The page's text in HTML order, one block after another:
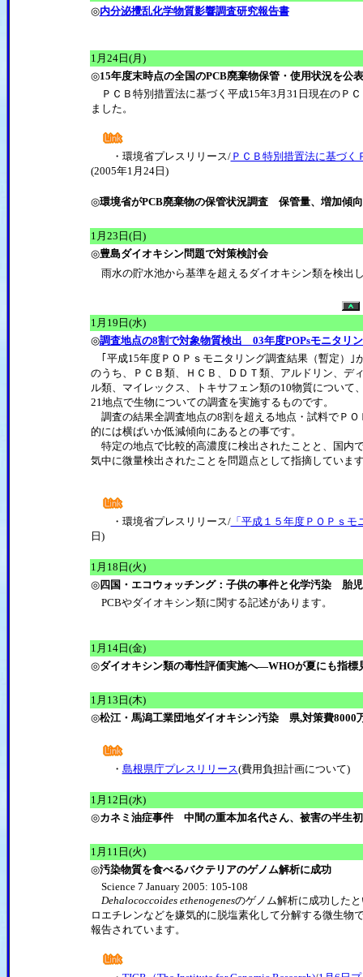
◎内分泌攪乱化学物質影響調査研究報告書
1月24日(月)
◎15年度末時点の全国のPCB廃棄物保管・使用状況を公表
ＰＣＢ特別措置法に基づく平成15年3月31日現在のＰ
ました。
・環境省プレスリリース/ＰＣＢ特別措置法に基づく
(2005年1月24日)
◎環境省がPCB廃棄物の保管状況調査 保管量、増加傾
1月23日(日)
◎豊島ダイオキシン問題で対策検討会
雨水の貯水池から基準を超えるダイオキシン類を検出
1月19日(水)
◎調査地点の8割で対象物質検出 03年度POPsモニタリ
｢平成15年度ＰＯＰｓモニタリング調査結果（暫定）｣
のうち、ＰＣＢ類、ＨＣＢ、ＤＤＴ類、アルドリン、 デ
ル類、マイレックス、トキサフェン類の10物質について
21地点で生物についての調査を実施するものです。
調査の結果全調査地点の8割を超える地点・試料でＰ
的には横ばいか低減傾向にあるとの事です。
特定の地点で比較的高濃度に検出されたことと、国内
気中に微量検出されたことを問題点として指摘していま
・環境省プレスリリース/「平成１５年度ＰＯＰｓモ
日)
1月18日(火)
◎四国・エコウォッチング：子供の事件と化学汚染 胎
PCBやダイオキシン類に関する記述があります。
1月14日(金)
◎ダイオキシン類の毒性評価実施へ―WHOが夏にも指標
1月13日(木)
◎松江・馬潟工業団地ダイオキシン汚染 県,対策費8000
・ 島根県庁プレスリリース(費用負担計画について)
1月12日(水)
◎カネミ油症事件 中間の重本加名代さん、被害の半生
1月11日(火)
◎汚染物質を食べるバクテリアのゲノム解析に成功
Science 7 January 2005: 105-108
Dehalococcoides ethenogenesのゲノム解析に成功した
ロエチレンなどを嫌気的に脱塩素化して分解する微生物
報告されています。